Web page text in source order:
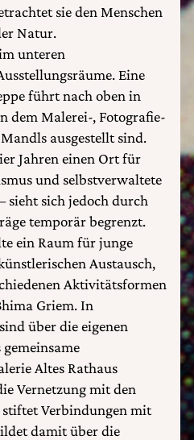
sie den Menschen
Natur.
unteren
Eine
führt nach oben in
dem Malerei-, Fotografie-
ausgestellt sind.
Jahren einen Ort für
und selbstverwaltete
sieht sich jedoch durch
temporär begrenzt.
ein Raum für junge
Austausch,
Aktivitätsformen
Griem. In
über die eigenen
Altes Rathaus
Vernetzung mit den
Verbindungen mit
damit über die